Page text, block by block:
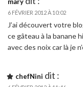
6 FÉVRIER 2012 À 10:02
J’ai découvert votre
ce gâteau à la banane
avec des noix car là je
chefNini dit :